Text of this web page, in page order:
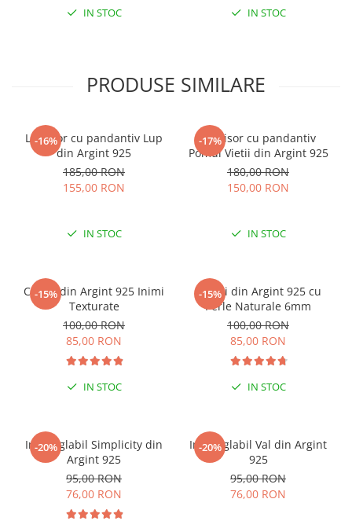
IN STOC IN STOC
PRODUSE SIMILARE
-16%
Lantisor cu pandantiv Lup
din Argint 925
185,00 RON
155,00 RON
IN STOC
-17%
Lantisor cu pandantiv
Pomul Vietii din Argint 925
180,00 RON
150,00 RON
IN STOC
-15%
Cercei din Argint 925 Inimi
Texturate
100,00 RON
85,00 RON
IN STOC
-15%
Cercei din Argint 925 cu
Perle Naturale 6mm
100,00 RON
85,00 RON
IN STOC
-20%
Inel reglabil Simplicity din
Argint 925
95,00 RON
76,00 RON
-20%
Inel reglabil Val din Argint
925
95,00 RON
76,00 RON